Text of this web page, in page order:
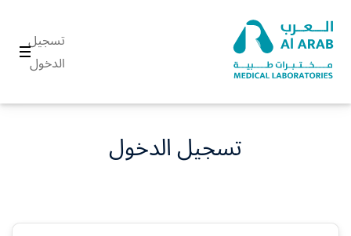
تسجيل
الدخول
تسجيل الدخول